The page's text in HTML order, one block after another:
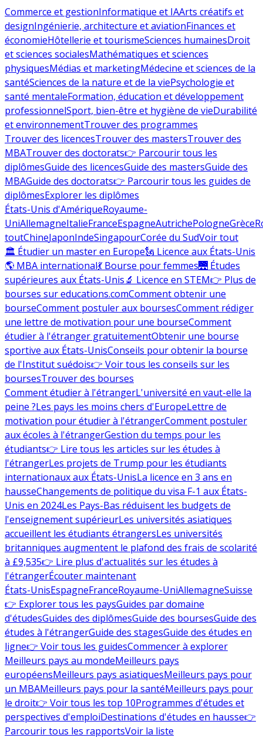
Commerce et gestionInformatique et IAArts créatifs et
designIngénierie, architecture et aviationFinances et
économieHôtellerie et tourismeSciences humainesDroit
et sciences socialesMathématiques et sciences
physiquesMédias et marketingMédecine et sciences de la
santéSciences de la nature et de la viePsychologie et
santé mentaleFormation, éducation et développement
professionnelSport, bien-être et hygiène de vieDurabilité
et environnementTrouver des programmes
Trouver des licencesTrouver des mastersTrouver des
MBATrouver des doctorats👉 Parcourir tous les
diplômesGuide des licencesGuide des mastersGuide des
MBAGuide des doctorats👉 Parcourir tous les guides de
diplômesExplorer les diplômes
États-Unis d'AmériqueRoyaume-
UniAllemagneItalieFranceEspagneAutrichePologneGrèce
toutChineJaponIndeSingapourCorée du SudVoir tout
🏛 Étudier un master en Europe🗽 Licence aux États-Unis
🌎 MBA international💃 Bourse pour femmes🌉 Études
supérieures aux États-Unis🔬 Licence en STEM👉 Plus de
bourses sur educations.comComment obtenir une
bourseComment postuler aux boursesComment rédiger
une lettre de motivation pour une bourseComment
étudier à l'étranger gratuitementObtenir une bourse
sportive aux États-UnisConseils pour obtenir la bourse
de l'Institut suédois👉 Voir tous les conseils sur les
boursesTrouver des bourses
Comment étudier à l'étrangerL'université en vaut-elle la
peine ?Les pays les moins chers d'EuropeLettre de
motivation pour étudier à l'étrangerComment postuler
aux écoles à l'étrangerGestion du temps pour les
étudiants👉 Lire tous les articles sur les études à
l'étrangerLes projets de Trump pour les étudiants
internationaux aux États-UnisLa licence en 3 ans en
hausseChangements de politique du visa F-1 aux États-
Unis en 2024Les Pays-Bas réduisent les budgets de
l'enseignement supérieurLes universités asiatiques
accueillent les étudiants étrangersLes universités
britanniques augmentent le plafond des frais de scolarité
à £9,535👉 Lire plus d'actualités sur les études à
l'étrangerÉcouter maintenant
États-UnisEspagneFranceRoyaume-UniAllemagneSuisse
👉 Explorer tous les paysGuides par domaine
d'étudesGuides des diplômesGuide des boursesGuide des
études à l'étrangerGuide des stagesGuide des études en
ligne👉 Voir tous les guidesCommencer à explorer
Meilleurs pays au mondeMeilleurs pays
européensMeilleurs pays asiatiquesMeilleurs pays pour
un MBAMeilleurs pays pour la santéMeilleurs pays pour
le droit👉 Voir tous les top 10Programmes d'études et
perspectives d'emploiDestinations d'études en hausse👉
Parcourir tous les rapportsVoir la liste